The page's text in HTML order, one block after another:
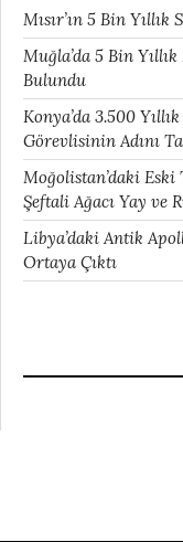
Mısır’ın 5 Bin
Muğla’da 5 Bin
Bulundu
Konya’da 3.500
Görevlisinin Adını
Moğolistan’daki Eski
Şeftali Ağacı Yay ve
Libya’daki Antik
Ortaya Çıktı